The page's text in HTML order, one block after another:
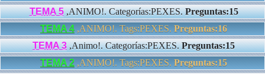
TEMA 5,ANIMO!. Categorías:PEXES.Preguntas:15
TEMA 4 ,ANIMO!. Tags:PEXES. Preguntas:16
TEMA 3,Animo!. Categorías:PEXES.Preguntas:15
TEMA 2 ,ANIMO!. Tags:PEXES. Preguntas:15